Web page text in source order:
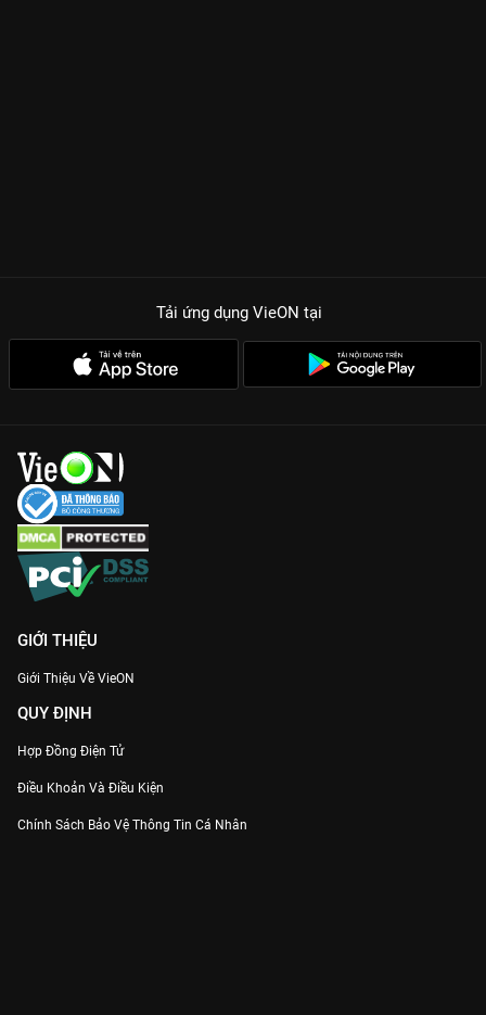
Tải ứng dụng VieON tại
GIỚI THIỆU
Giới Thiệu Về VieON
QUY ĐỊNH
Hợp Đồng Điện Tử
Điều Khoản Và Điều Kiện
Chính Sách Bảo Vệ Thông Tin Cá Nhân